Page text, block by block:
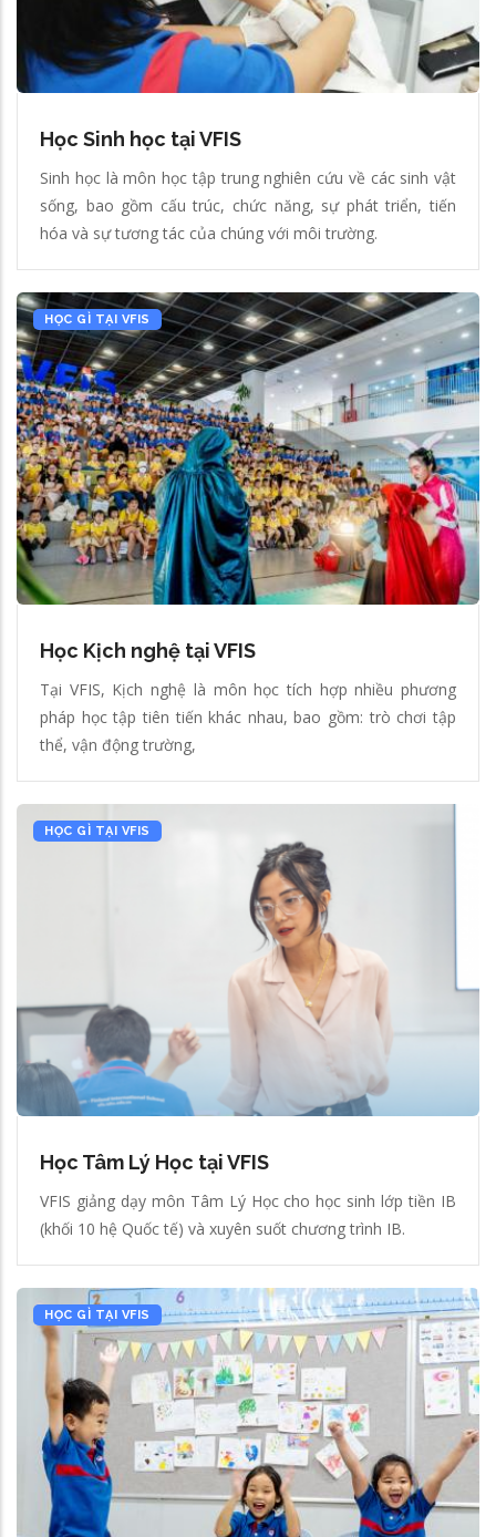
Học Sinh học tại VFIS
Sinh học là môn học tập trung nghiên cứu về các sinh vật
sống, bao gồm cấu trúc, chức năng, sự phát triển, tiến
hóa và sự tương tác của chúng với môi trường.
HỌC GÌ TẠI VFIS
Học Kịch nghệ tại VFIS
Tại VFIS, Kịch nghệ là môn học tích hợp nhiều phương
pháp học tập tiên tiến khác nhau, bao gồm: trò chơi tập
thể, vận động trường,
HỌC GÌ TẠI VFIS
Học Tâm Lý Học tại VFIS
VFIS giảng dạy môn Tâm Lý Học cho học sinh lớp tiền IB
(khối 10 hệ Quốc tế) và xuyên suốt chương trình IB.
HỌC GÌ TẠI VFIS